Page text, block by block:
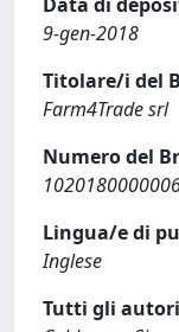
9-gen-2018
Titolare/i del
Farm4Trade srl
Numero del
Lingua/e di
Inglese
Tutti gli autori